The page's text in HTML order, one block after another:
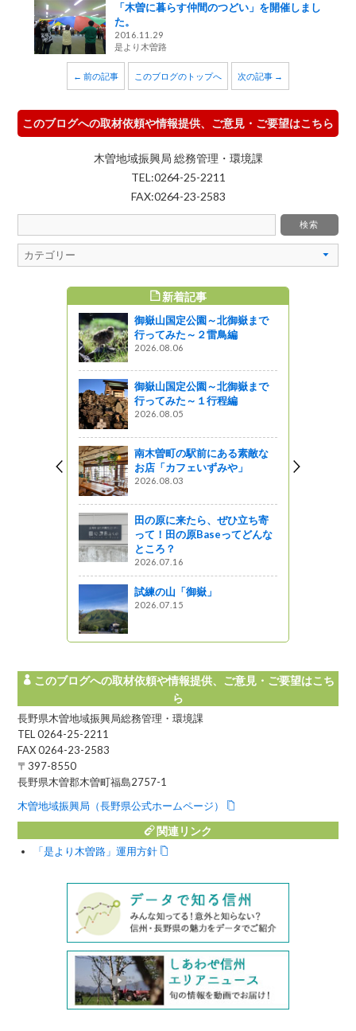
「木曽に暮らす仲間のつどい」を開催しまし
た。
2016.11.29
是より木曽路
← 前の記事 このブログのトップへ 次の記事 →
このブログへの取材依頼や情報提供、ご意見・ご要望はこちら
木曽地域振興局 総務管理・環境課
TEL:0264-25-2211
FAX:0264-23-2583
新着記事
御嶽山国定公園～北御嶽まで
行ってみた～２雷鳥編
2026.08.06
御嶽山国定公園～北御嶽まで
行ってみた～１行程編
2026.08.05
南木曽町の駅前にある素敵な
お店「カフェいずみや」
2026.08.03
田の原に来たら、ぜひ立ち寄
って！田の原Baseってどんな
ところ？
2026.07.16
試練の山「御嶽」
2026.07.15
このブログへの取材依頼や情報提供、ご意見・ご要望はこち
ら
長野県木曽地域振興局総務管理・環境課
TEL 0264-25-2211
FAX 0264-23-2583
〒397-8550
長野県木曽郡木曽町福島2757-1
木曽地域振興局（長野県公式ホームページ）
関連リンク
「是より木曽路」運用方針